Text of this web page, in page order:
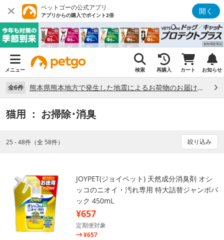
ペットゴーの公式アプリ
アプリからの購入でポイント2倍 開く
メニュー 検索 再購入 カート お知らせ
全6件 熊本県熊本地方で発生した地震によるお荷物のお届け状況について （7/28）
猫用 ： お掃除･消臭
25 - 48件（全 58件） 絞り込み
JOYPET(ジョイペット) 天然成分消臭剤 オシ
ッコのニオイ・汚れ専用 特大詰替ジャンボパ
ック 450mL
¥657
定期便対象
¥657